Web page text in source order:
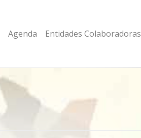
Agenda Entidades Colaboradoras